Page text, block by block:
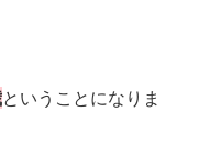
ということになりま